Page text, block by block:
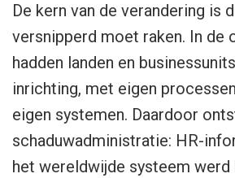
De kern van de verandering is
versnipperd moet raken. In de
hadden landen en
inrichting, met eigen
eigen systemen. Daardoor
schaduwadministratie: HR-
het wereldwijde systeem werd